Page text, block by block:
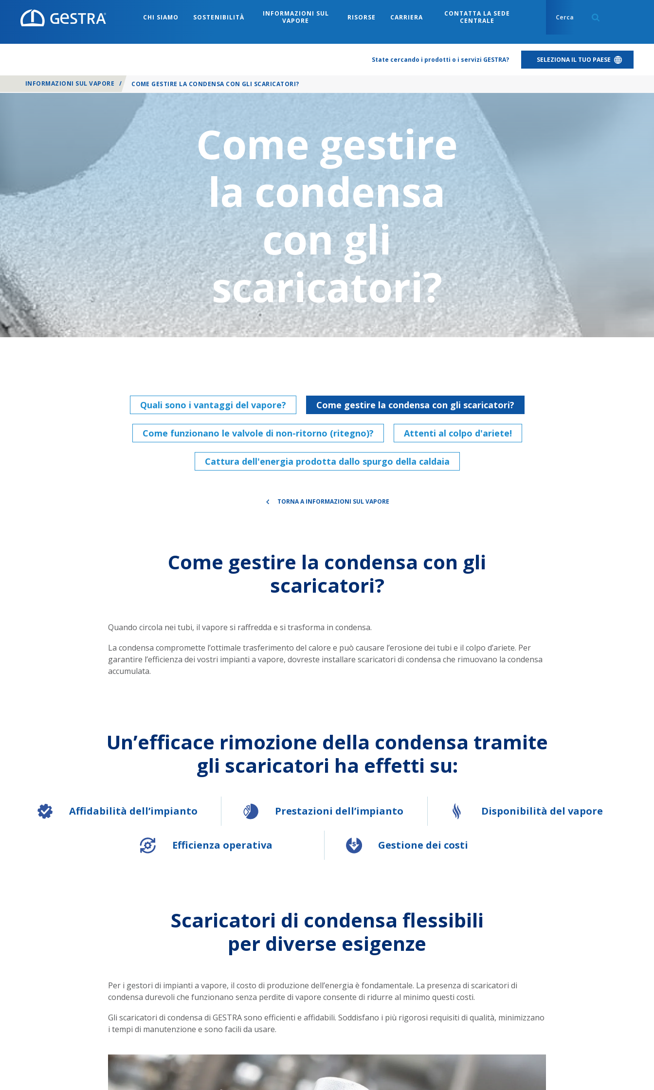
CHI SIAMO SOSTENIBILITÀ
INFORMAZIONI SUL
VAPORE
RISORSE CARRIERA
CONTATTA LA SEDE
CENTRALE
Search
State cercando i prodotti o i servizi GESTRA? SELEZIONA IL TUO PAESE
INFORMAZIONI SUL VAPORE / COME GESTIRE LA CONDENSA CON GLI SCARICATORI?
Come gestire
la condensa
con gli
scaricatori?
Quali sono i vantaggi del vapore? Come gestire la condensa con gli scaricatori?
Come funzionano le valvole di non-ritorno (ritegno)? Attenti al colpo d'ariete!
Cattura dell'energia prodotta dallo spurgo della caldaia
TORNA A INFORMAZIONI SUL VAPORE
Come gestire la condensa con gli
scaricatori?
Quando circola nei tubi, il vapore si raffredda e si trasforma in condensa.
La condensa compromette l’ottimale trasferimento del calore e può causare l’erosione dei tubi e il colpo d’ariete. Per
garantire l’efficienza dei vostri impianti a vapore, dovreste installare scaricatori di condensa che rimuovano la condensa
accumulata.
Un’efficace rimozione della condensa tramite
gli scaricatori ha effetti su:
Affidabilità dell’impianto Prestazioni dell’impianto Disponibilità del vapore
Efficienza operativa Gestione dei costi
Scaricatori di condensa flessibili
per diverse esigenze
Per i gestori di impianti a vapore, il costo di produzione dell’energia è fondamentale. La presenza di scaricatori di
condensa durevoli che funzionano senza perdite di vapore consente di ridurre al minimo questi costi.
Gli scaricatori di condensa di GESTRA sono efficienti e affidabili. Soddisfano i più rigorosi requisiti di qualità, minimizzano
i tempi di manutenzione e sono facili da usare.